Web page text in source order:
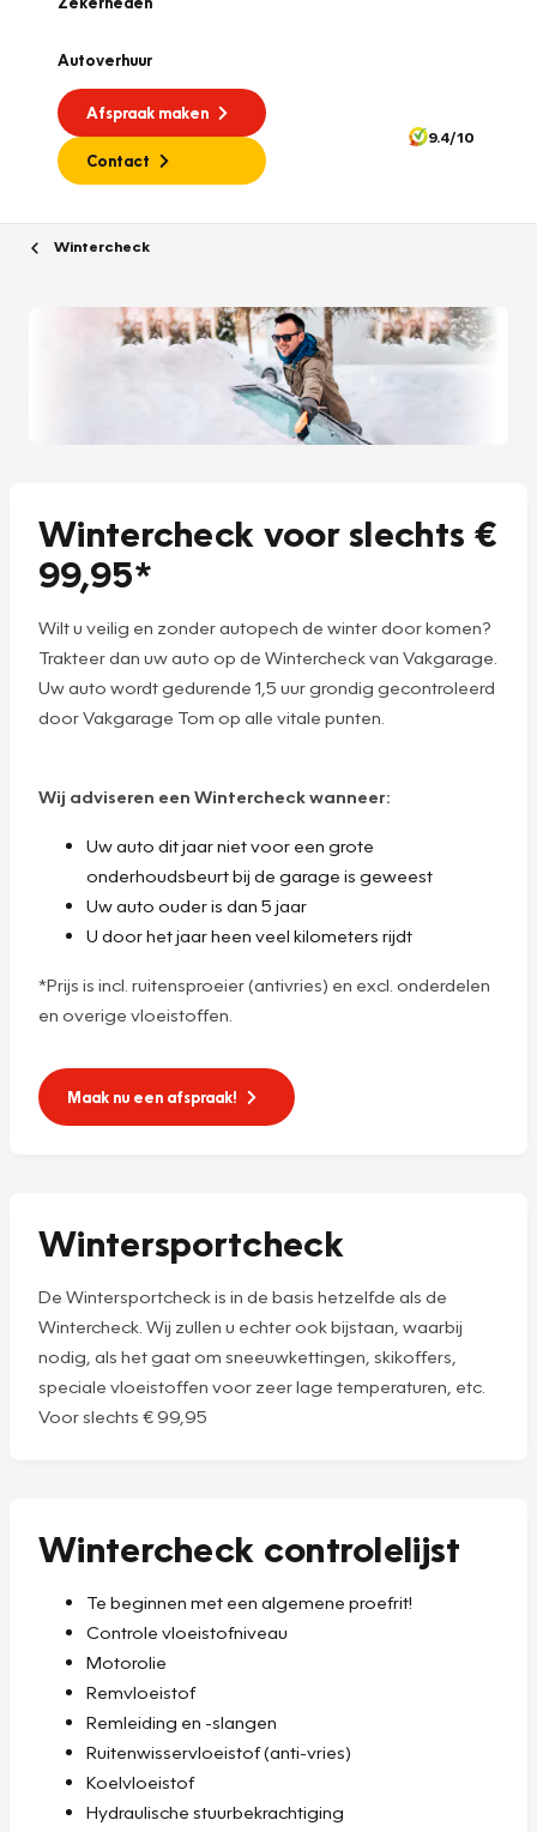
Autoverhuur
Afspraak maken
Contact
9.4/10
Wintercheck
Wintercheck voor slechts €
99,95*
Wilt u veilig en zonder autopech de winter door komen?
Trakteer dan uw auto op de Wintercheck van Vakgarage.
Uw auto wordt gedurende 1,5 uur grondig gecontroleerd
door Vakgarage Tom op alle vitale punten.
Wij adviseren een Wintercheck wanneer:
Uw auto dit jaar niet voor een grote
onderhoudsbeurt bij de garage is geweest
Uw auto ouder is dan 5 jaar
U door het jaar heen veel kilometers rijdt
*Prijs is incl. ruitensproeier (antivries) en excl. onderdelen
en overige vloeistoffen.
Maak nu een afspraak!
Wintersportcheck
De Wintersportcheck is in de basis hetzelfde als de
Wintercheck. Wij zullen u echter ook bijstaan, waarbij
nodig, als het gaat om sneeuwkettingen, skikoffers,
speciale vloeistoffen voor zeer lage temperaturen, etc.
Voor slechts € 99,95
Wintercheck controlelijst
Te beginnen met een algemene proefrit!
Controle vloeistofniveau
Motorolie
Remvloeistof
Remleiding en -slangen
Ruitenwisservloeistof (anti-vries)
Koelvloeistof
Hydraulische stuurbekrachtiging